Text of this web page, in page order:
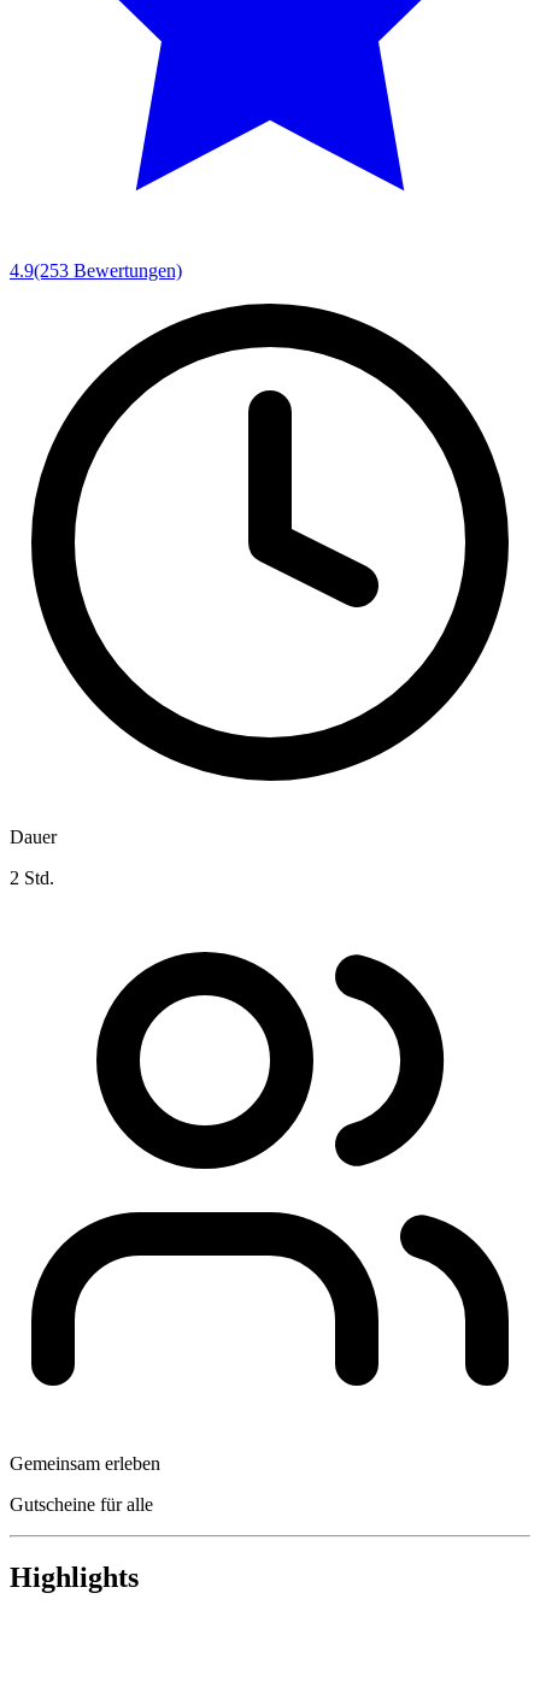
4.9(253 Bewertungen)
Dauer
2 Std.
Gemeinsam erleben
Gutscheine für alle
Highlights